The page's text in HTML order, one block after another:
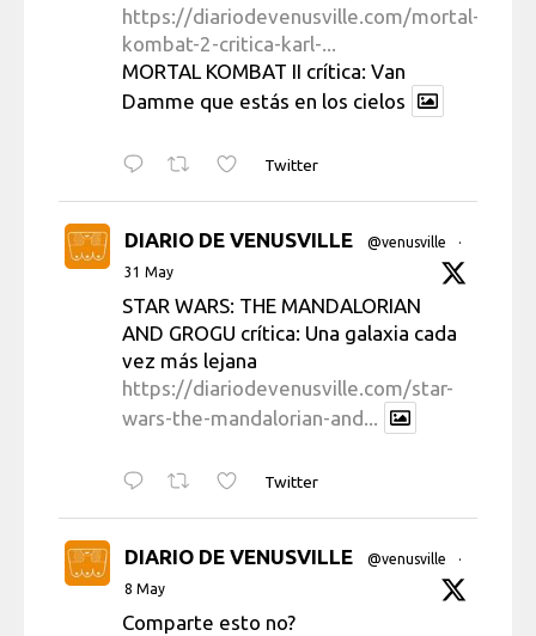
https://diariodevenusville.com/mortal-
kombat-2-critica-karl-...
MORTAL KOMBAT II crítica: Van
Damme que estás en los cielos
Twitter
DIARIO DE VENUSVILLE @venusville
·
31 May
STAR WARS: THE MANDALORIAN
AND GROGU crítica: Una galaxia cada
vez más lejana
https://diariodevenusville.com/star-
wars-the-mandalorian-and...
Twitter
DIARIO DE VENUSVILLE @venusville
·
8 May
Comparte esto no?